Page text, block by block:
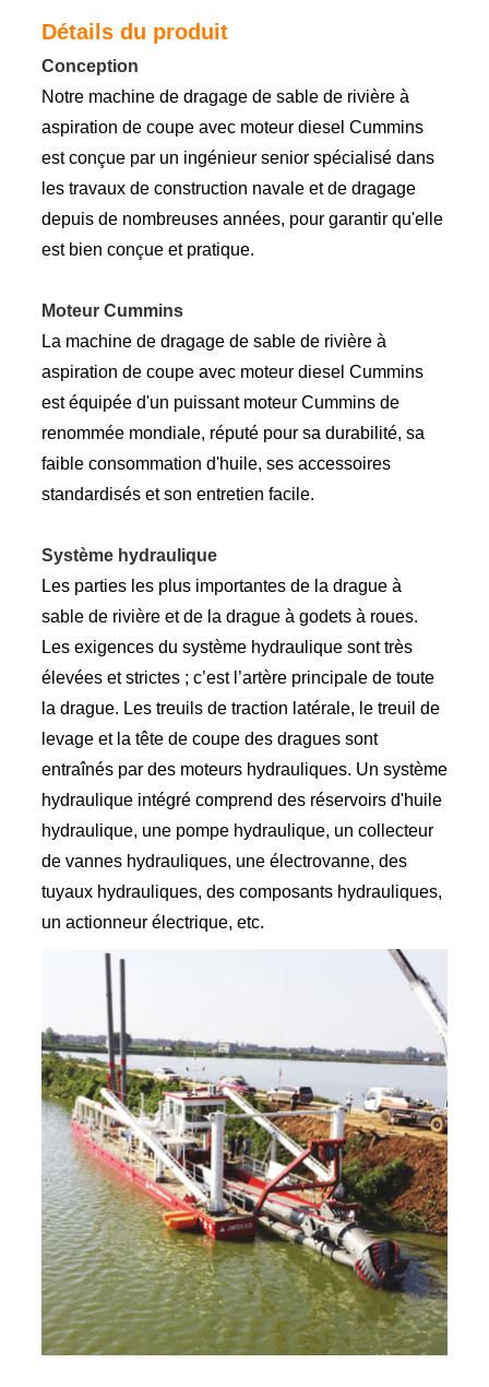
Détails du produit
Conception
Notre machine de dragage de sable de rivière à
aspiration de coupe avec moteur diesel Cummins
est conçue par un ingénieur senior spécialisé dans
les travaux de construction navale et de dragage
depuis de nombreuses années, pour garantir qu'elle
est bien conçue et pratique.
Moteur Cummins
La machine de dragage de sable de rivière à
aspiration de coupe avec moteur diesel Cummins
est équipée d'un puissant moteur Cummins de
renommée mondiale, réputé pour sa durabilité, sa
faible consommation d'huile, ses accessoires
standardisés et son entretien facile.
Système hydraulique
Les parties les plus importantes de la drague à
sable de rivière et de la drague à godets à roues.
Les exigences du système hydraulique sont très
élevées et strictes ; c’est l’artère principale de toute
la drague. Les treuils de traction latérale, le treuil de
levage et la tête de coupe des dragues sont
entraînés par des moteurs hydrauliques. Un système
hydraulique intégré comprend des réservoirs d'huile
hydraulique, une pompe hydraulique, un collecteur
de vannes hydrauliques, une électrovanne, des
tuyaux hydrauliques, des composants hydrauliques,
un actionneur électrique, etc.